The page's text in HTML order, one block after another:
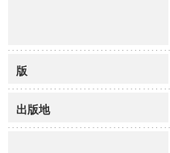
版
出版地